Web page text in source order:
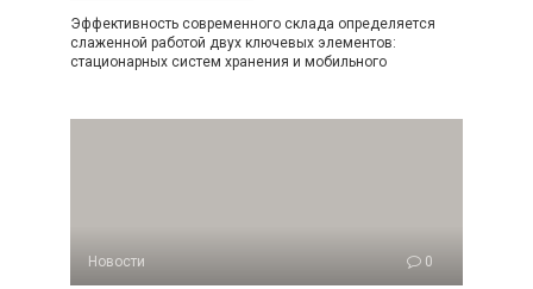
Эффективность современного склада определяется
слаженной работой двух ключевых элементов:
стационарных систем хранения и мобильного
Новости 0